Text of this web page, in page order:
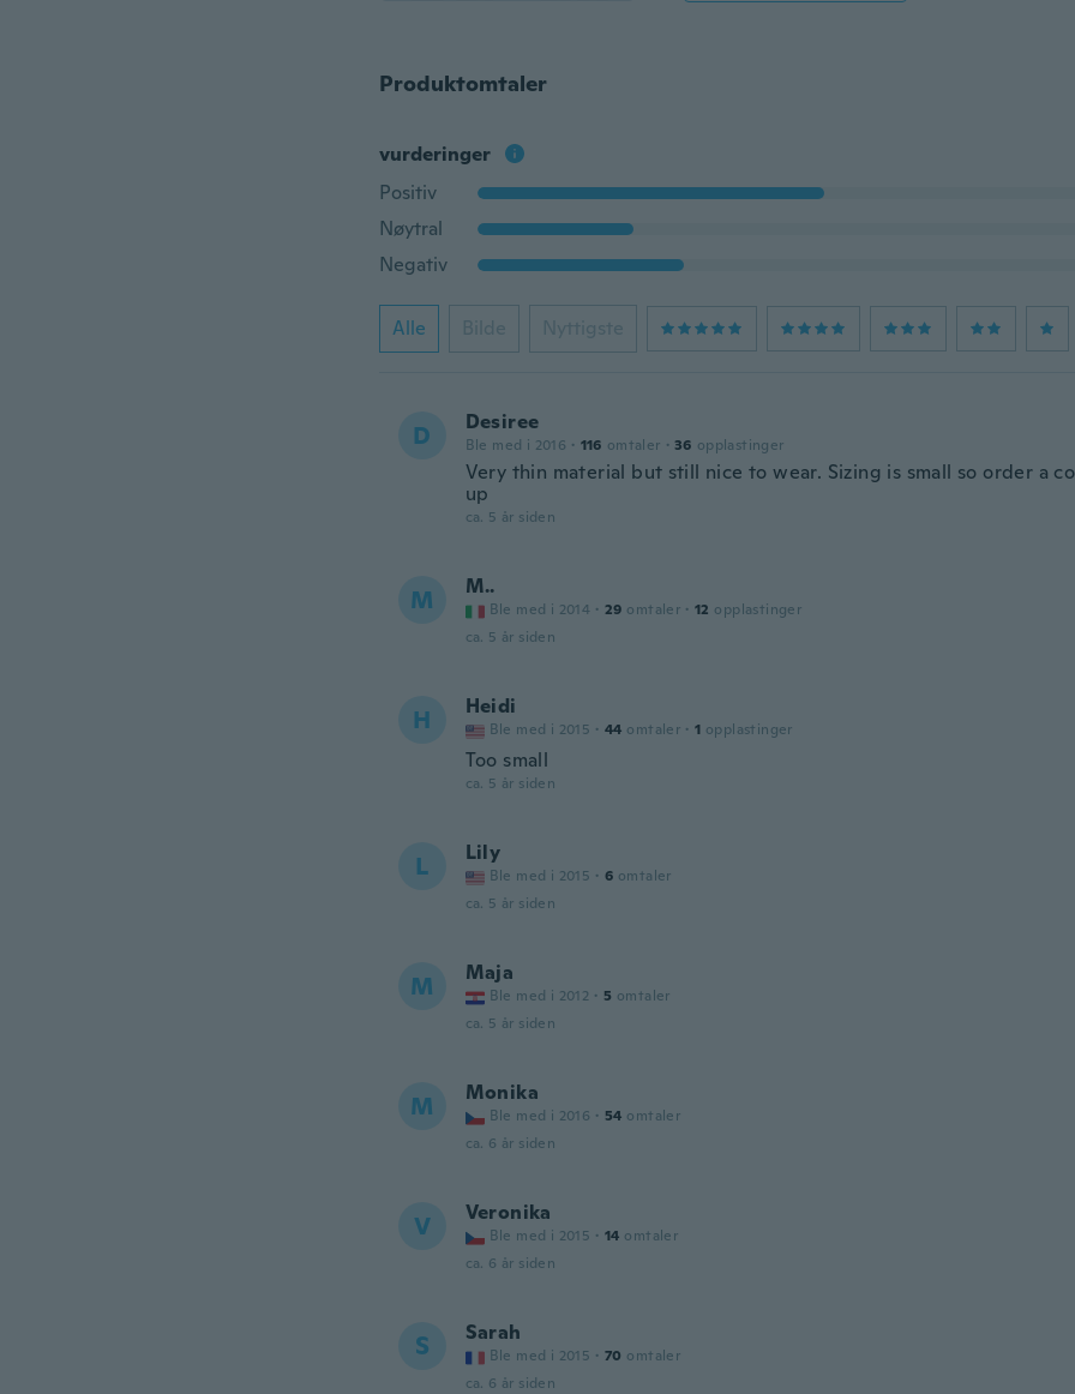
Produktomtaler
vurderinger
Positiv
Nøytral
Negativ
Alle Bilde Nyttigste
D Desiree
Ble med i 2016 · 116 omtaler · 36 opplastinger
Very thin material but still nice to wear. Sizing is small so order a
up
ca. 5 år siden
M M..
Ble med i 2014 · 29 omtaler · 12 opplastinger
ca. 5 år siden
H Heidi
Ble med i 2015 · 44 omtaler · 1 opplastinger
Too small
ca. 5 år siden
L Lily
Ble med i 2015 · 6 omtaler
ca. 5 år siden
M Maja
Ble med i 2012 · 5 omtaler
ca. 5 år siden
M Monika
Ble med i 2016 · 54 omtaler
ca. 6 år siden
V Veronika
Ble med i 2015 · 14 omtaler
ca. 6 år siden
S Sarah
Ble med i 2015 · 70 omtaler
ca. 6 år siden